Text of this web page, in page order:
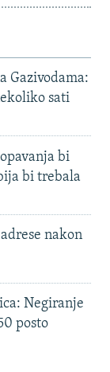
Gazivodama:
sati
bi
bi trebala
nakon
Negiranje
posto